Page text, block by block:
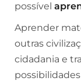
possível
Aprender
outras
cidadania e